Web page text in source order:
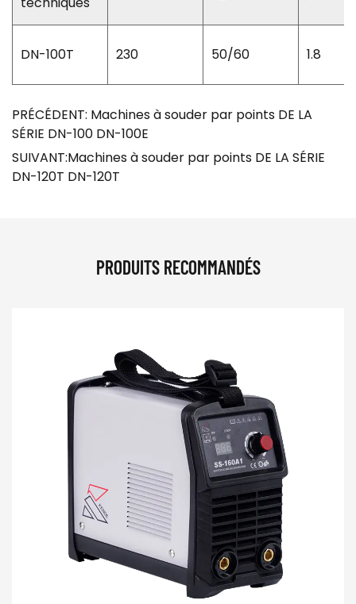
DN-100T 230 50/60 1.8
PRÉCÉDENT: Machines à souder par points DE LA
SÉRIE DN-100 DN-100E
SUIVANT:Machines à souder par points DE LA SÉRIE
DN-120T DN-120T
PRODUITS RECOMMANDÉS